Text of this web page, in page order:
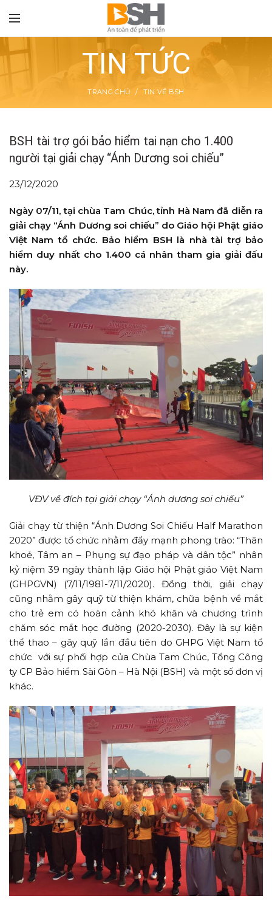
TIN TỨC
TRANG CHỦ TIN VỀ BSH
BSH tài trợ gói bảo hiểm tai nạn cho 1.400
người tại giải chạy “Ánh Dương soi chiếu”
23/12/2020
Ngày 07/11, tại chùa Tam Chúc, tỉnh Hà Nam đã diễn ra
giải chạy “Ánh Dương soi chiếu” do Giáo hội Phật giáo
Việt Nam tổ chức. Bảo hiểm BSH là nhà tài trợ bảo
hiểm duy nhất cho 1.400 cá nhân tham gia giải đấu
này.
VĐV về đích tại giải chạy “Ánh dương soi chiếu”
Giải chạy từ thiện “Ánh Dương Soi Chiếu Half Marathon
2020” được tổ chức nhằm đẩy mạnh phong trào: “Thân
khoẻ, Tâm an – Phụng sự đạo pháp và dân tộc” nhân
kỷ niệm 39 ngày thành lập Giáo hội Phật giáo Việt Nam
(GHPGVN) (7/11/1981-7/11/2020). Đồng thời, giải chạy
cũng nhằm gây quỹ từ thiện khám, chữa bệnh về mắt
cho trẻ em có hoàn cảnh khó khăn và chương trình
chăm sóc mắt học đường (2020-2030). Đây là sự kiện
thể thao – gây quỹ lần đầu tiên do GHPG Việt Nam tổ
chức với sự phối hợp của Chùa Tam Chúc, Tổng Công
ty CP Bảo hiểm Sài Gòn – Hà Nội (BSH) và một số đơn vị
khác.